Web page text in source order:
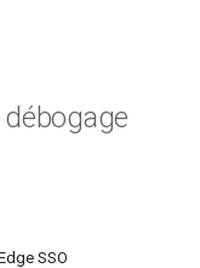
SSO